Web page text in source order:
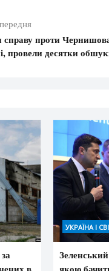
проти
провели десятки
УКРАЇНА І